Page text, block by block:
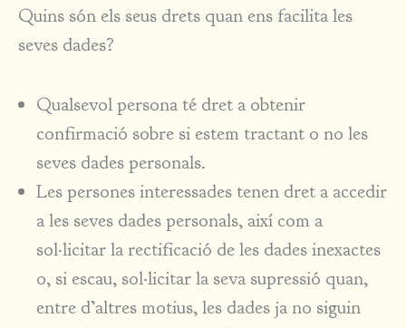
Quins són els seus drets quan ens facilita les
seves dades?
Qualsevol persona té dret a obtenir
confirmació sobre si estem tractant o no les
seves dades personals.
Les persones interessades tenen dret a accedir
a les seves dades personals, així com a
sol·licitar la rectificació de les dades inexactes
o, si escau, sol·licitar la seva supressió quan,
entre d’altres motius, les dades ja no siguin